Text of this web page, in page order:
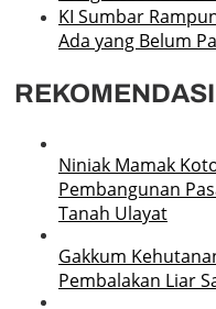
KI Sumbar
Ada yang Belum
REKOMENDASI
Niniak Mamak
Pembangunan
Tanah Ulayat
Gakkum
Pembalakan Liar